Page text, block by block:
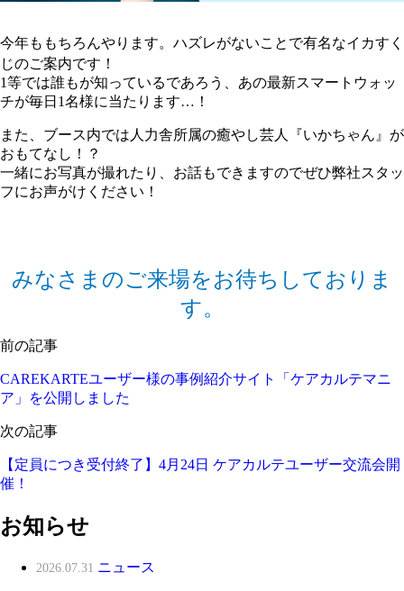
今年ももちろんやります。ハズレがないことで有名なイカすく
じのご案内です！
1等では誰もが知っているであろう、あの最新スマートウォッ
チが毎日1名様に当たります…！
また、ブース内では人力舎所属の癒やし芸人『いかちゃん』が
おもてなし！？
一緒にお写真が撮れたり、お話もできますのでぜひ弊社スタッ
フにお声がけください！
みなさまのご来場をお待ちしておりま
す。
前の記事
CAREKARTEユーザー様の事例紹介サイト「ケアカルテマニ
ア」を公開しました
次の記事
【定員につき受付終了】4月24日 ケアカルテユーザー交流会開
催！
お知らせ
2026.07.31 ニュース